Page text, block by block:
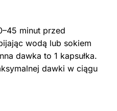
minut przed
wodą lub sokiem
dawka to 1 kapsułka.
dawki w ciągu